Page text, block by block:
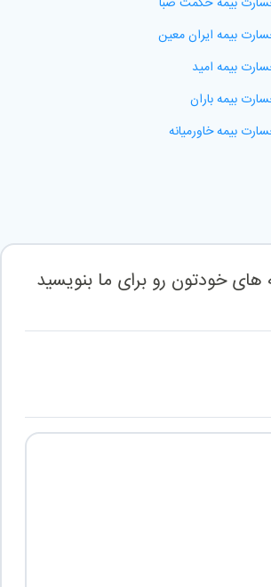
بیمه ایران معین
بیمه امید
بیمه باران
بیمه خاورمیانه
خودتون رو برای ما بنویسید